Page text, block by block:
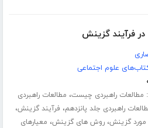
فرآیند گزینش
علوم اجتماعی
مطالعات راهبردی چیست، مطالعات راهبردی
راهبردی جلد پانزدهم، فرآیند گزینش،
مورد گزینش،روش های گزینش، معیارهای